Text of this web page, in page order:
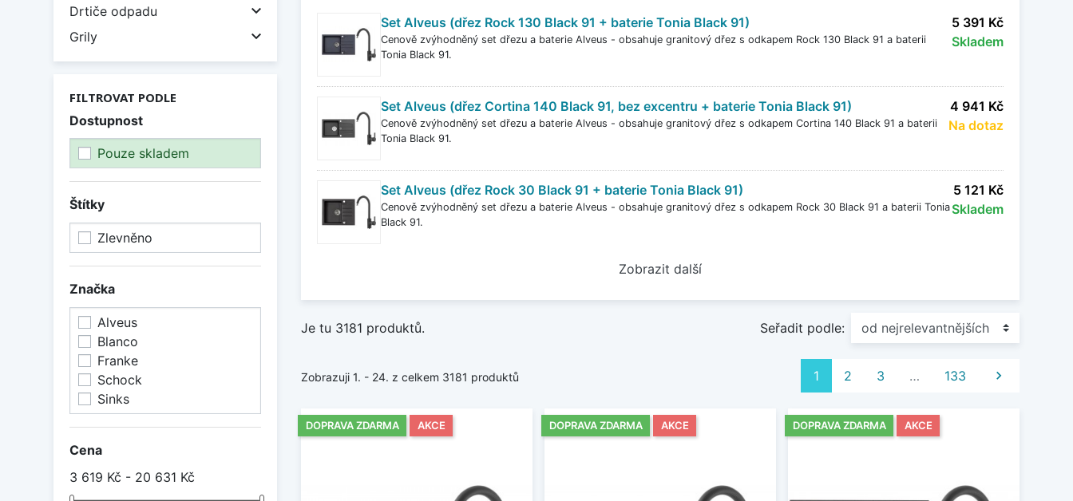
Drtiče odpadu 
Grily 
FILTROVAT PODLE
Dostupnost
Pouze skladem
Štítky
Zlevněno
Značka
Alveus
Blanco
Franke
Schock
Sinks
Cena
3 619 Kč - 20 631 Kč
Set Alveus (dřez Rock 130 Black 91 + baterie Tonia Black 91)
Cenově zvýhodněný set dřezu a baterie Alveus - obsahuje granitový dřez s odkapem Rock 130 Black 91 a baterii
Tonia Black 91.
5 391 Kč
Skladem
Set Alveus (dřez Cortina 140 Black 91, bez excentru + baterie Tonia Black 91)
Cenově zvýhodněný set dřezu a baterie Alveus - obsahuje granitový dřez s odkapem Cortina 140 Black 91 a baterii
Tonia Black 91.
4 941 Kč
Na dotaz
Set Alveus (dřez Rock 30 Black 91 + baterie Tonia Black 91)
Cenově zvýhodněný set dřezu a baterie Alveus - obsahuje granitový dřez s odkapem Rock 30 Black 91 a baterii Tonia
Black 91.
5 121 Kč
Skladem
Zobrazit další
Je tu 3181 produktů. Seřadit podle:
Zobrazuji 1. - 24. z celkem 3181 produktů 1 2 3 … 133 Další

DOPRAVA ZDARMA AKCE DOPRAVA ZDARMA AKCE DOPRAVA ZDARMA AKCE